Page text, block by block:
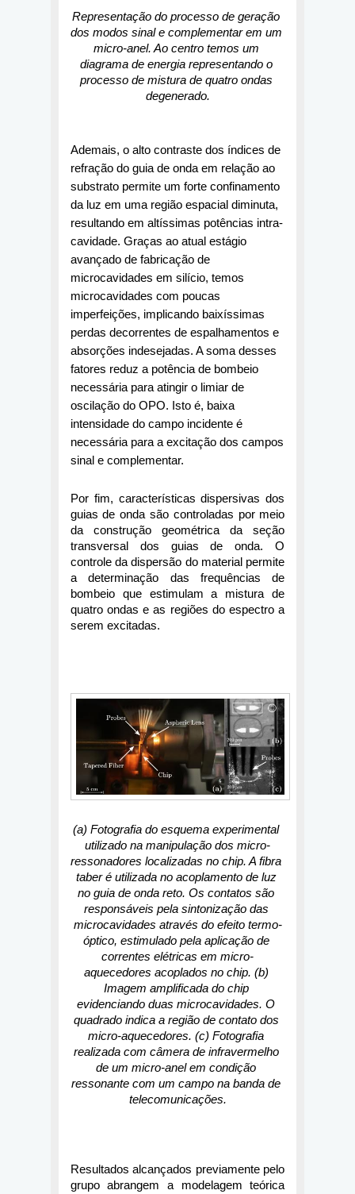
Representação do processo de geração
dos modos sinal e complementar em um
micro-anel. Ao centro temos um
diagrama de energia representando o
processo de mistura de quatro ondas
degenerado.
Ademais, o alto contraste dos índices de
refração do guia de onda em relação ao
substrato permite um forte confinamento
da luz em uma região espacial diminuta,
resultando em altíssimas potências intra-
cavidade. Graças ao atual estágio
avançado de fabricação de
microcavidades em silício, temos
microcavidades com poucas
imperfeições, implicando baixíssimas
perdas decorrentes de espalhamentos e
absorções indesejadas. A soma desses
fatores reduz a potência de bombeio
necessária para atingir o limiar de
oscilação do OPO. Isto é, baixa
intensidade do campo incidente é
necessária para a excitação dos campos
sinal e complementar.
Por fim, características dispersivas dos
guias de onda são controladas por meio
da construção geométrica da seção
transversal dos guias de onda. O
controle da dispersão do material permite
a determinação das frequências de
bombeio que estimulam a mistura de
quatro ondas e as regiões do espectro a
serem excitadas.
(a) Fotografia do esquema experimental
utilizado na manipulação dos micro-
ressonadores localizadas no chip. A fibra
taber é utilizada no acoplamento de luz
no guia de onda reto. Os contatos são
responsáveis pela sintonização das
microcavidades através do efeito termo-
óptico, estimulado pela aplicação de
correntes elétricas em micro-
aquecedores acoplados no chip. (b)
Imagem amplificada do chip
evidenciando duas microcavidades. O
quadrado indica a região de contato dos
micro-aquecedores. (c) Fotografia
realizada com câmera de infravermelho
de um micro-anel em condição
ressonante com um campo na banda de
telecomunicações.
Resultados alcançados previamente pelo
grupo abrangem a modelagem teórica